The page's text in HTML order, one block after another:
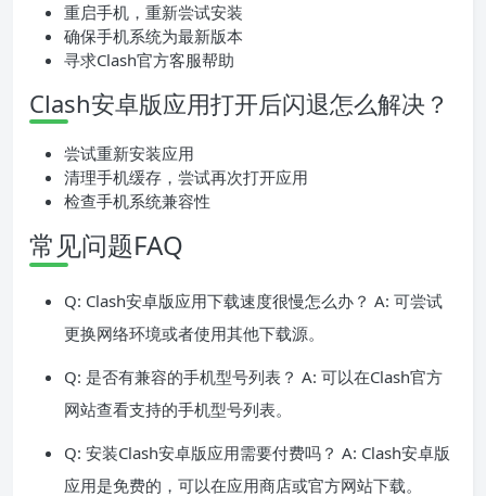
重启手机，重新尝试安装
确保手机系统为最新版本
寻求Clash官方客服帮助
Clash安卓版应用打开后闪退怎么解决？
尝试重新安装应用
清理手机缓存，尝试再次打开应用
检查手机系统兼容性
常见问题FAQ
Q: Clash安卓版应用下载速度很慢怎么办？ A: 可尝试
更换网络环境或者使用其他下载源。
Q: 是否有兼容的手机型号列表？ A: 可以在Clash官方
网站查看支持的手机型号列表。
Q: 安装Clash安卓版应用需要付费吗？ A: Clash安卓版
应用是免费的，可以在应用商店或官方网站下载。